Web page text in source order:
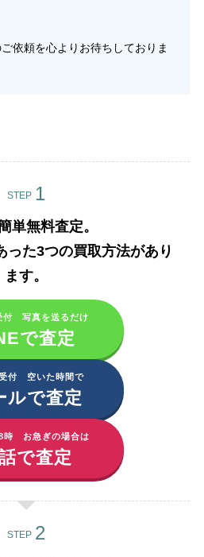
依頼を心よりお待ちしておりま
STEP
単無料査定。
った3つの買取方法があり
ます。​
付 写真を送るだけ
で査定
付 空いた時間で
ルで査定
時 お急ぎの場合は
で査定
STEP